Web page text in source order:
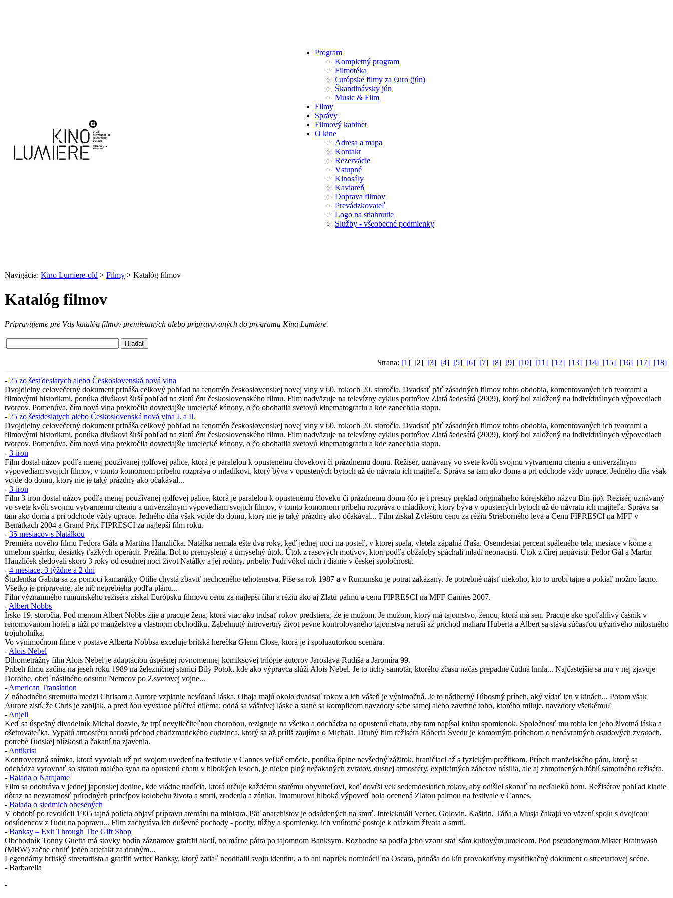
Program
Kompletný program
Filmotéka
€urópske filmy za €uro (jún)
Škandinávsky jún
Music & Film
Filmy
Správy
Filmový kabinet
O kine
Adresa a mapa
Kontakt
Rezervácie
Vstupné
Kinosály
Kaviareň
Doprava filmov
Prevádzkovateľ
Logo na stiahnutie
Služby - všeobecné podmienky
Navigácia: Kino Lumiere-old > Filmy > Katalóg filmov
Katalóg filmov
Pripravujeme pre Vás katalóg filmov premietaných alebo pripravovaných do programu Kina Lumière.
Strana: [1] [2] [3] [4] [5] [6] [7] [8] [9] [10] [11] [12] [13] [14] [15] [16] [17] [18]
- 25 zo šesťdesiatych alebo Československá nová vlna
Dvojdielny celovečerný dokument prináša celkový pohľad na fenomén československej novej vlny v 60. rokoch 20. storočia. Dvadsať päť zásadných filmov tohto obdobia, komentovaných ich tvorcami a
filmovými historikmi, ponúka divákovi širší pohľad na zlatú éru československého filmu. Film nadväzuje na televízny cyklus portrétov Zlatá šedesátá (2009), ktorý bol založený na individuálnych výpovediach
tvorcov. Pomenúva, čím nová vlna prekročila dovtedajšie umelecké kánony, o čo obohatila svetovú kinematografiu a kde zanechala stopu.
- 25 zo šestdesiatych alebo Československá nová vlna I. a II.
Dvojdielny celovečerný dokument prináša celkový pohľad na fenomén československej novej vlny v 60. rokoch 20. storočia. Dvadsať päť zásadných filmov tohto obdobia, komentovaných ich tvorcami a
filmovými historikmi, ponúka divákovi širší pohľad na zlatú éru československého filmu. Film nadväzuje na televízny cyklus portrétov Zlatá šedesátá (2009), ktorý bol založený na individuálnych výpovediach
tvorcov. Pomenúva, čím nová vlna prekročila dovtedajšie umelecké kánony, o čo obohatila svetovú kinematografiu a kde zanechala stopu.
- 3-iron
Film dostal názov podľa menej používanej golfovej palice, ktorá je paralelou k opustenému človekovi či prázdnemu domu. Režisér, uznávaný vo svete kvôli svojmu výtvarnému cíteniu a univerzálnym
výpovediam svojich filmov, v tomto komornom príbehu rozpráva o mladíkovi, ktorý býva v opustených bytoch až do návratu ich majiteľa. Správa sa tam ako doma a pri odchode vždy uprace. Jedného dňa však
vojde do domu, ktorý nie je taký prázdny ako očakával...
- 3-iron
Film 3-iron dostal názov podľa menej používanej golfovej palice, ktorá je paralelou k opustenému človeku či prázdnemu domu (čo je i presný preklad originálneho kórejského názvu Bin-jip). Režisér, uznávaný
vo svete kvôli svojmu výtvarnému cíteniu a univerzálnym výpovediam svojich filmov, v tomto komornom príbehu rozpráva o mladíkovi, ktorý býva v opustených bytoch až do návratu ich majiteľa. Správa sa
tam ako doma a pri odchode vždy uprace. Jedného dňa však vojde do domu, ktorý nie je taký prázdny ako očakával... Film získal Zvláštnu cenu za réžiu Strieborného leva a Cenu FIPRESCI na MFF v
Benátkach 2004 a Grand Prix FIPRESCI za najlepší film roku.
- 35 mesiacov s Natálkou
Premiéra nového filmu Fedora Gála a Martina Hanzlíčka. Natálka nemala ešte dva roky, keď jednej noci na posteľ, v ktorej spala, vletela zápalná fľaša. Osemdesiat percent spáleného tela, mesiace v kóme a
umelom spánku, desiatky ťažkých operácií. Prežila. Bol to premyslený a úmyselný útok. Útok z rasových motívov, ktorí podľa obžaloby spáchali mladí neonacisti. Útok z čírej nenávisti. Fedor Gál a Martin
Hanzlíček sledovali skoro 3 roky od osudnej noci život Natálky a jej rodiny, príbehy ľudí vôkol nich i dianie v českej spoločnosti.
- 4 mesiace, 3 týždne a 2 dni
Študentka Gabita sa za pomoci kamarátky Otílie chystá zbaviť nechceného tehotenstva. Píše sa rok 1987 a v Rumunsku je potrat zakázaný. Je potrebné nájsť niekoho, kto to urobí tajne a pokiaľ možno lacno.
Všetko je pripravené, ale nič neprebieha podľa plánu...
Film významného rumunského režiséra získal Európsku filmovú cenu za najlepší film a réžiu ako aj Zlatú palmu a cenu FIPRESCI na MFF Cannes 2007.
- Albert Nobbs
Írsko 19. storočia. Pod menom Albert Nobbs žije a pracuje žena, ktorá viac ako tridsať rokov predstiera, že je mužom. Je mužom, ktorý má tajomstvo, ženou, ktorá má sen. Pracuje ako spoľahlivý čašník v
renomovanom hoteli a túži po manželstve a vlastnom obchodíku. Zabehnutý introvertný život pevne kontrolovaného tajomstva naruší až príchod maliara Huberta a Albert sa stáva súčasťou trýznivého milostného
trojuholníka.
Vo výnimočnom filme v postave Alberta Nobbsa exceluje britská herečka Glenn Close, ktorá je i spoluautorkou scenára.
- Alois Nebel
Dlhometrážny film Alois Nebel je adaptáciou úspešnej rovnomennej komiksovej trilógie autorov Jaroslava Rudiša a Jaromíra 99.
Príbeh filmu začína na jeseň roku 1989 na železničnej stanici Bílý Potok, kde ako výpravca slúži Alois Nebel. Je to tichý samotár, ktorého zčasu načas prepadne čudná hmla... Najčastejšie sa mu v nej zjavuje
Dorothe, obeť násilného odsunu Nemcov po 2.svetovej vojne...
- American Translation
Z náhodného stretnutia medzi Chrisom a Aurore vzplanie nevídaná láska. Obaja majú okolo dvadsať rokov a ich vášeň je výnimočná. Je to nádherný ľúbostný príbeh, aký vídať len v kinách... Potom však
Aurore zistí, že Chris je zabijak, a pred ňou vyvstane pálčivá dilema: oddá sa vášnivej láske a stane sa komplicom navzdory sebe samej alebo zavrhne toho, ktorého miluje, navzdory všetkému?
- Anjeli
Keď sa úspešný divadelník Michal dozvie, že trpí nevyliečiteľnou chorobou, rezignuje na všetko a odchádza na opustenú chatu, aby tam napísal knihu spomienok. Spoločnosť mu robia len jeho životná láska a
ošetrovateľka. Vypätú atmosféru naruší príchod charizmatického cudzinca, ktorý sa až príliš zaujíma o Michala. Druhý film režiséra Róberta Švedu je komorným príbehom o nenávratných osudových zvratoch,
potrebe ľudskej blízkosti a čakaní na zjavenia.
- Antikrist
Kontroverzná snímka, ktorá vyvolala už pri svojom uvedení na festivale v Cannes veľké emócie, ponúka úplne nevšedný zážitok, hraničiaci až s fyzickým prežitkom. Príbeh manželského páru, ktorý sa
odchádza vyrovnať so stratou malého syna na opustenú chatu v hlbokých lesoch, je nielen plný nečakaných zvratov, dusnej atmosféry, explicitných záberov násilia, ale aj zhmotnených fóbií samotného režiséra.
- Balada o Narajame
Film sa odohráva v jednej japonskej dedine, kde vládne tradícia, ktorá určuje každému starému obyvateľovi, keď dovŕši vek sedemdesiatich rokov, aby odišiel skonať na neďalekú horu. Režisérov pohľad kladie
dôraz na nezvratnosť prírodných princípov kolobehu života a smrti, zrodenia a zániku. Imamurova hlboká výpoveď bola ocenená Zlatou palmou na festivale v Cannes.
- Balada o siedmich obesených
V období po revolúcii 1905 tajná polícia objaví prípravu atentátu na ministra. Päť anarchistov je odsúdených na smrť. Intelektuáli Verner, Golovin, Kaširin, Táňa a Musja čakajú vo väzení spolu s dvojicou
odsúdencov z ľudu na popravu... Film zachytáva ich duševné pochody - pocity, túžby a spomienky, ich vnútorné postoje k otázkam života a smrti.
- Banksy – Exit Through The Gift Shop
Obchodník Tonny Guetta má stovky hodín záznamov graffiti akcií, no márne pátra po tajomnom Banksym. Rozhodne sa podľa jeho vzoru stať sám kultovým umelcom. Pod pseudonymom Mister Brainwash
(MBW) začne chrliť jeden artefakt za druhým...
Legendárny britský streetartista a graffiti writer Banksy, ktorý zatiaľ neodhalil svoju identitu, a to ani napriek nominácii na Oscara, prináša do kín provokatívny mystifikačný dokument o streetartovej scéne.
- Barbarella
-